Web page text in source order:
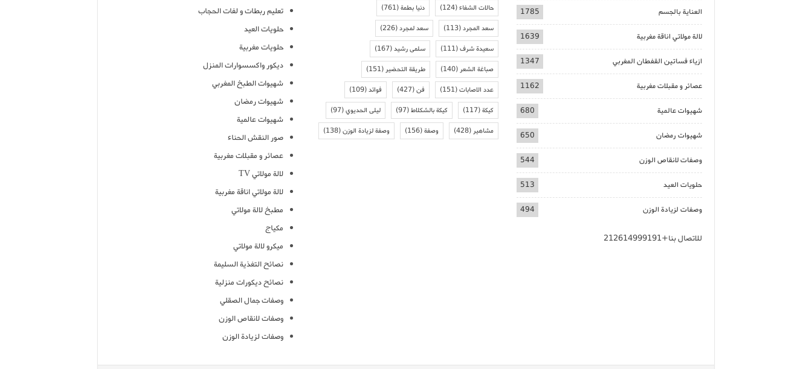
العناية بالجسم 1785
لالة مولاتي اناقة مغربية 1639
ازياء فساتين القفطان المغربي 1347
عصائر و مقبلات مغربية 1162
شهيوات عالمية 680
شهيوات رمضان 650
وصفات لانقاص الوزن 544
حلويات العيد 513
وصفات لزيادة الوزن 494
للاتصال بنا+212614999191
حالات الشفاء(124) دنيا بطمة(761)
سعد المجرد(113) سعد لمجرد(226)
سعيدة شرف(111) سلمى رشيد(167)
صباغة الشعر(140) طريقة التحضير(151)
عدد الاصابات(151) فن(427) فوائد(109)
كيكة(117) كيكة بالشكلاط(97) ليلى الحديوي(97)
مشاهير(428) وصفة(156) وصفة لزيادة الوزن(138)
تعليم ربطات و لفات الحجاب
حلويات العيد
حلويات مغربية
ديكور واكسسوارات المنزل
شهيوات الطبخ المغربي
شهيوات رمضان
شهيوات عالمية
صور النقش الحناء
عصائر و مقبلات مغربية
لالة مولاتي TV
لالة مولاتي اناقة مغربية
مطبخ لالة مولاتي
مكياج
ميكرو لالة مولاتي
نصائح التغذية السليمة
نصائح ديكورات منزلية
وصفات جمال الصقلي
وصفات لانقاص الوزن
وصفات لزيادة الوزن